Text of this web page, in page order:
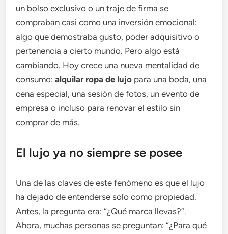
un bolso exclusivo o un traje de firma se
compraban casi como una inversión emocional:
algo que demostraba gusto, poder adquisitivo o
pertenencia a cierto mundo. Pero algo está
cambiando. Hoy crece una nueva mentalidad de
consumo:alquilar ropa de lujo para una boda, una
cena especial, una sesión de fotos, un evento de
empresa o incluso para renovar el estilo sin
comprar de más.
El lujo ya no siempre se posee
Una de las claves de este fenómeno es que el lujo
ha dejado de entenderse solo como propiedad.
Antes, la pregunta era: “¿Qué marca llevas?”.
Ahora, muchas personas se preguntan: “¿Para qué